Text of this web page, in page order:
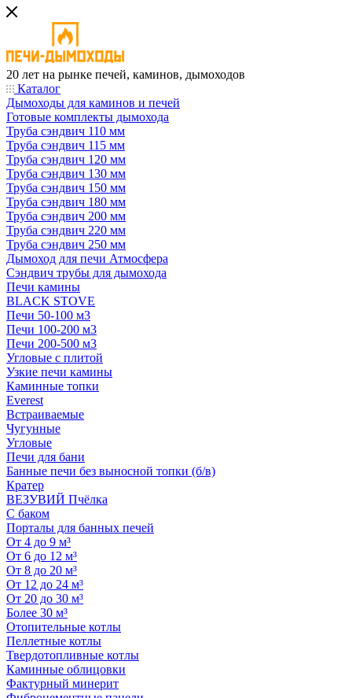
20 лет на рынке печей, каминов, дымоходов
Каталог
Дымоходы для каминов и печей
Готовые комплекты дымохода
Труба сэндвич 110 мм
Труба сэндвич 115 мм
Труба сэндвич 120 мм
Труба сэндвич 130 мм
Труба сэндвич 150 мм
Труба сэндвич 180 мм
Труба сэндвич 200 мм
Труба сэндвич 220 мм
Труба сэндвич 250 мм
Дымоход для печи Атмосфера
Сэндвич трубы для дымохода
Печи камины
BLACK STOVE
Печи 50-100 м3
Печи 100-200 м3
Печи 200-500 м3
Угловые с плитой
Узкие печи камины
Каминные топки
Everest
Встраиваемые
Чугунные
Угловые
Печи для бани
Банные печи без выносной топки (б/в)
Кратер
ВЕЗУВИЙ Пчёлка
С баком
Порталы для банных печей
От 4 до 9 м³
От 6 до 12 м³
От 8 до 20 м³
От 12 до 24 м³
От 20 до 30 м³
Более 30 м³
Отопительные котлы
Пеллетные котлы
Твердотопливные котлы
Каминные облицовки
Фактурный минерит